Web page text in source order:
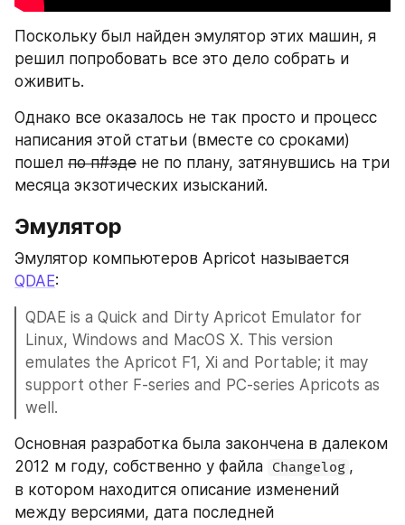
Поскольку был найден эмулятор этих машин, я
решил попробовать все это дело собрать и
оживить.
Однако все оказалось не так просто и процесс
написания этой статьи (вместе со сроками)
пошел по п#зде не по плану, затянувшись на три
месяца экзотических изысканий.
Эмулятор
QDAE:
QDAE is a Quick and Dirty Apricot Emulator for
Linux, Windows and MacOS X. This version
emulates the Apricot F1, Xi and Portable; it may
support other F-series and PC-series Apricots as
well.
Основная разработка была закончена в далеком
2012 м году, собственно у файла Changelog ,
в котором находится описание изменений
между версиями, дата последней